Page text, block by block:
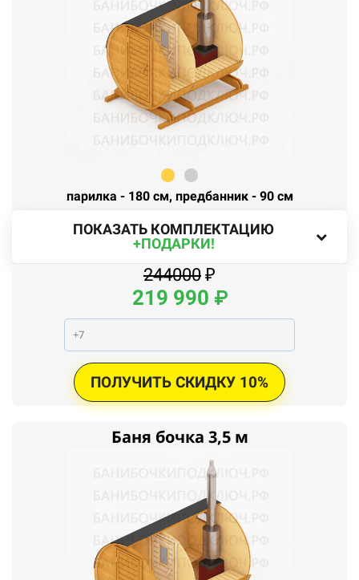
парилка - 180 см, предбанник - 90 см
ПОКАЗАТЬ КОМПЛЕКТАЦИЮ
+ПОДАРКИ!
244000 ₽
219 990 ₽
ПОЛУЧИТЬ СКИДКУ 10%
Баня бочка 3,5 м